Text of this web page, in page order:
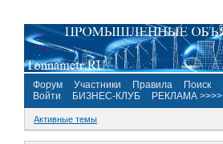
Форум Участники Правила Поиск
Войти
БИЗНЕС-КЛУБ РЕКЛАМА >>>>
Активные темы